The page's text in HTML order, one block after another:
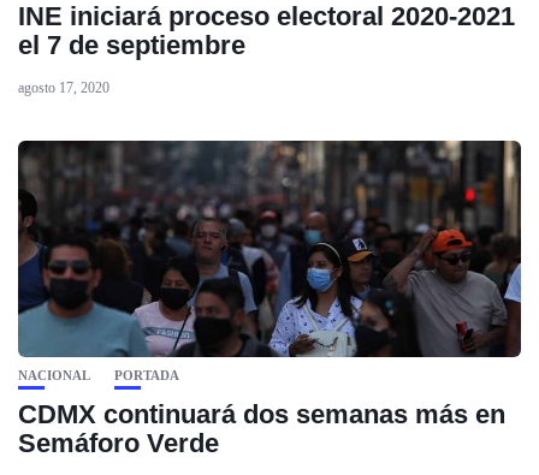
INE iniciará proceso electoral 2020-2021
el 7 de septiembre
agosto 17, 2020
NACIONAL PORTADA
CDMX continuará dos semanas más en
Semáforo Verde